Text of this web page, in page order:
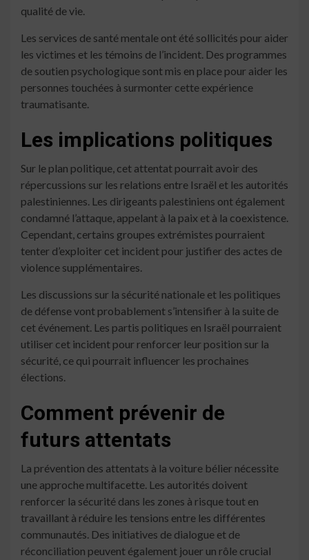
qualité de vie.
Les services de santé mentale ont été sollicités pour aider
les victimes et les témoins de l’incident. Des programmes
de soutien psychologique sont mis en place pour aider les
personnes touchées à surmonter cette expérience
traumatisante.
Les implications politiques
Sur le plan politique, cet attentat pourrait avoir des
répercussions sur les relations entre Israël et les autorités
palestiniennes. Les dirigeants palestiniens ont également
condamné l’attaque, appelant à la paix et à la coexistence.
Cependant, certains groupes extrémistes pourraient
tenter d’exploiter cet incident pour justifier des actes de
violence supplémentaires.
Les discussions sur la sécurité nationale et les politiques
de défense vont probablement s’intensifier à la suite de
cet événement. Les partis politiques en Israël pourraient
utiliser cet incident pour renforcer leur position sur la
sécurité, ce qui pourrait influencer les prochaines
élections.
Comment prévenir de
futurs attentats
La prévention des attentats à la voiture bélier nécessite
une approche multifacette. Les autorités doivent
renforcer la sécurité dans les zones à risque tout en
travaillant à réduire les tensions entre les différentes
communautés. Des initiatives de dialogue et de
réconciliation peuvent également jouer un rôle crucial